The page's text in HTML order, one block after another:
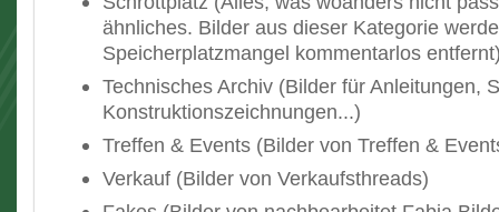
ähnliches. Bilder aus dieser Kategorie
Speicherplatzmangel kommentarlos
Technisches Archiv (Bilder für Anleitungen,
Konstruktionszeichnungen...)
Treffen & Events (Bilder von Treffen &
Verkauf (Bilder von Verkaufsthreads)